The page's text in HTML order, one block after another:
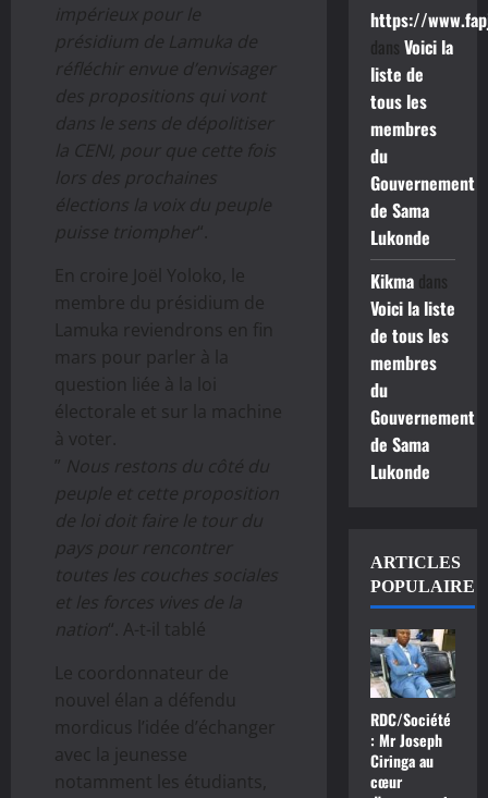
impérieux pour le
présidium de Lamuka de
réfléchir envue d’envisager
des propositions qui vont
dans le sens de dépolitiser
la CENI, pour que cette fois
lors des prochaines
élections la voix du peuple
puisse triompher“.
En croire Joël Yoloko, le
membre du présidium de
Lamuka reviendrons en fin
mars pour parler à la
question liée à la loi
électorale et sur la machine
à voter.
” Nous restons du côté du
peuple et cette proposition
de loi doit faire le tour du
pays pour rencontrer
toutes les couches sociales
et les forces vives de la
nation“. A-t-il tablé
Le coordonnateur de
nouvel élan a défendu
mordicus l’idée d’échanger
avec la jeunesse
notamment les étudiants,
https://
dans Voici la
liste de
tous les
membres
du
Gouvernement
de Sama
Lukonde
Kikmadans
Voici la liste
de tous les
membres
du
Gouvernement
de Sama
Lukonde
ARTICLES
POPULAIRE
RDC/Société
: Mr Joseph
Ciringa au
cœur